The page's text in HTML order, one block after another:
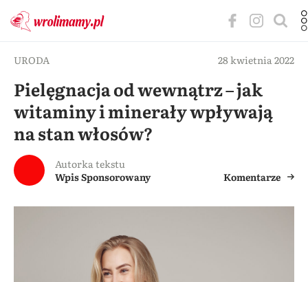
URODA 28 kwietnia 2022
Pielęgnacja od wewnątrz – jak
witaminy i minerały wpływają
na stan włosów?
Autorka tekstu
Wpis Sponsorowany
Komentarze